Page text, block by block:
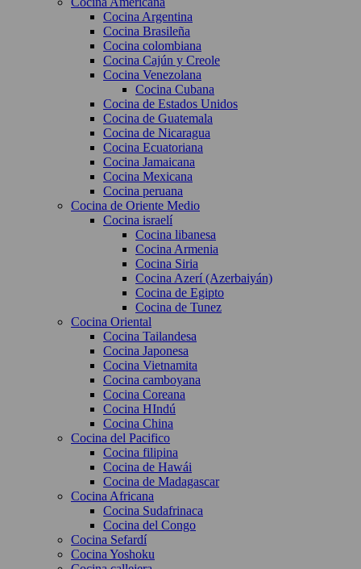
Cocina Argentina
Cocina Brasileña
Cocina colombiana
Cocina Cajún y Creole
Cocina Venezolana
Cocina Cubana
Cocina de Estados Unidos
Cocina de Guatemala
Cocina de Nicaragua
Cocina Ecuatoriana
Cocina Jamaicana
Cocina Mexicana
Cocina peruana
Cocina de Oriente Medio
Cocina israelí
Cocina libanesa
Cocina Armenia
Cocina Siria
Cocina Azerí (Azerbaiyán)
Cocina de Egipto
Cocina de Tunez
Cocina Oriental
Cocina Tailandesa
Cocina Japonesa
Cocina Vietnamita
Cocina camboyana
Cocina Coreana
Cocina HIndú
Cocina China
Cocina del Pacifico
Cocina filipina
Cocina de Hawái
Cocina de Madagascar
Cocina Africana
Cocina Sudafrinaca
Cocina del Congo
Cocina Sefardí
Cocina Yoshoku